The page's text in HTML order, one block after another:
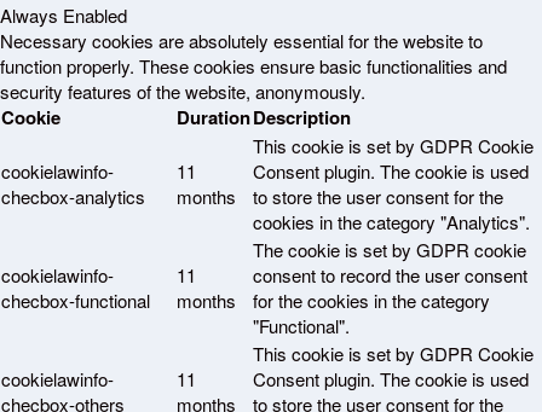
Always Enabled
Necessary cookies are absolutely essential for the website to
function properly. These cookies ensure basic functionalities and
security features of the website, anonymously.
Cookie DurationDescription
cookielawinfo-
checbox-analytics
11
months
This cookie is set by GDPR Cookie
Consent plugin. The cookie is used
to store the user consent for the
cookies in the category "Analytics".
cookielawinfo-
checbox-functional
11
months
The cookie is set by GDPR cookie
consent to record the user consent
for the cookies in the category
"Functional".
cookielawinfo-
checbox-others
11
months
This cookie is set by GDPR Cookie
Consent plugin. The cookie is used
to store the user consent for the